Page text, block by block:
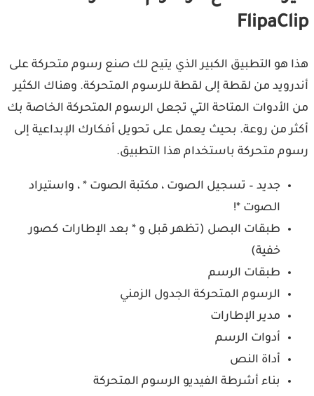
FlipaClip
هذا هو التطبيق الكبير الذي يتيح لك صنع رسوم متحركة على
أندرويد من لقطة إلى لقطة للرسوم المتحركة. وهناك الكثير
من الأدوات المتاحة التي تجعل الرسوم المتحركة الخاصة بك
أكثر من روعة. بحيث يعمل على تحويل أفكارك الإبداعية إلى
رسوم متحركة باستخدام هذا التطبيق.
جديد – تسجيل الصوت ، مكتبة الصوت * ، واستيراد
الصوت *!
طبقات البصل (تظهر قبل و * بعد الإطارات كصور
خفية)
طبقات الرسم
الرسوم المتحركة الجدول الزمني
مدير الإطارات
أدوات الرسم
أداة النص
بناء أشرطة الفيديو الرسوم المتحركة